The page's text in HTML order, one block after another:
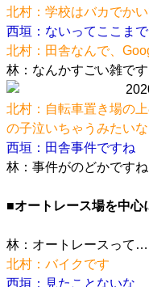
北村：学校はバカでか
西垣：ないってここま
北村：田舎なんで、
林：なんかすごい雑で
北村：自転車置き場の
の子泣いちゃうみたいな
西垣：田舎事件ですね
林：事件がのどかですね
■オートレース場を中心
林：オートレースって
北村：バイクです
西垣：見たことないな